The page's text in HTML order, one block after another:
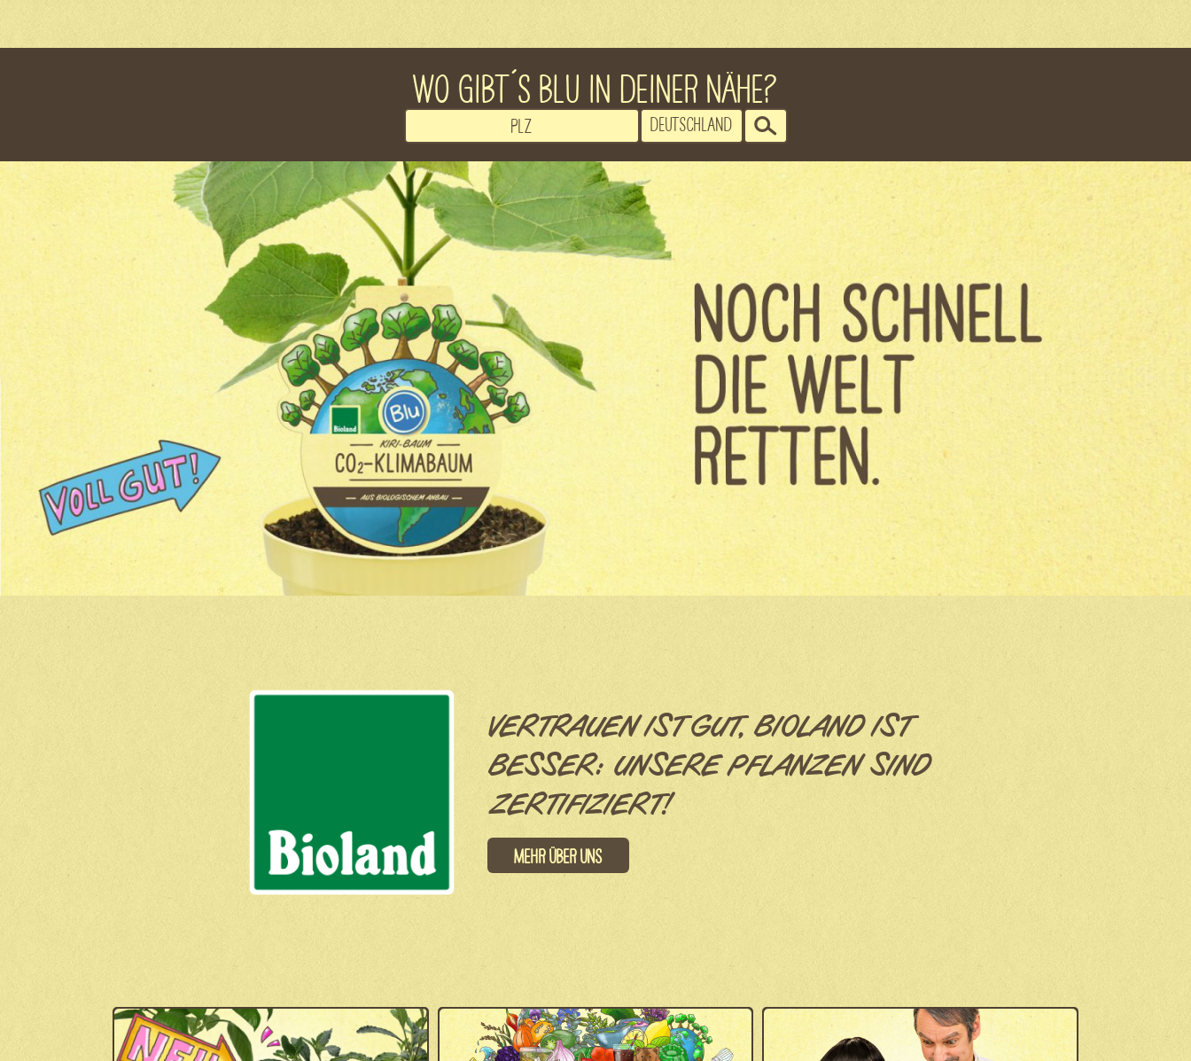
WO GIBT´S BLU IN DEINER NÄHE?
VERTRAUEN IST GUT, BIOLAND IST
BESSER: UNSERE PFLANZEN SIND
ZERTIFIZIERT!
Mehr über uns